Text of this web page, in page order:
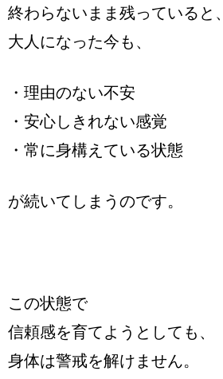
終わらないまま残っていると、
大人になった今も、
・理由のない不安
・安心しきれない感覚
・常に身構えている状態
が続いてしまうのです。
この状態で
信頼感を育てようとしても、
身体は警戒を解けません。